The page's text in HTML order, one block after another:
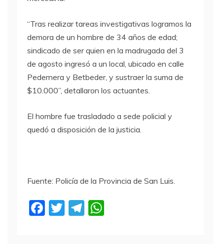
“Tras realizar tareas investigativas logramos la
demora de un hombre de 34 años de edad;
sindicado de ser quien en la madrugada del 3
de agosto ingresó a un local, ubicado en calle
Pedernera y Betbeder, y sustraer la suma de
$10.000”, detallaron los actuantes.
El hombre fue trasladado a sede policial y
quedó a disposición de la justicia.
Fuente: Policía de la Provincia de San Luis.
F
T
T